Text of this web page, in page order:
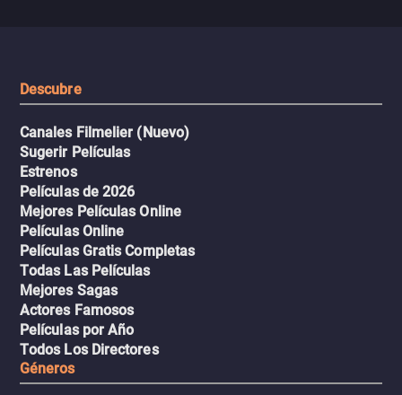
Descubre
Canales Filmelier (Nuevo)
Sugerir Películas
Estrenos
Películas de 2026
Mejores Películas Online
Películas Online
Películas Gratis Completas
Todas Las Películas
Mejores Sagas
Actores Famosos
Películas por Año
Todos Los Directores
Géneros